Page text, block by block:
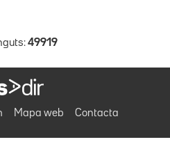
49919
Mapa web Contacta